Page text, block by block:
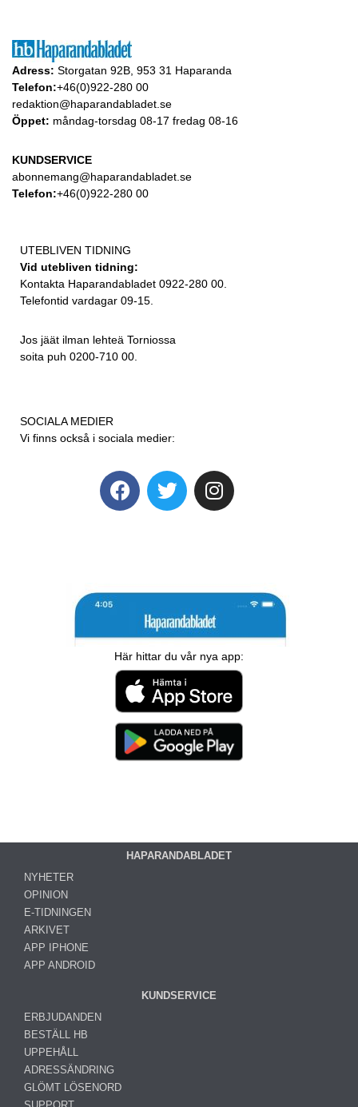
Adress: Storgatan 92B, 953 31 Haparanda
Telefon:+46(0)922-280 00
redaktion@haparandabladet.se
Öppet: måndag-torsdag 08-17 fredag 08-16
KUNDSERVICE
abonnemang@haparandabladet.se
Telefon:+46(0)922-280 00
UTEBLIVEN TIDNING
Vid utebliven tidning:
Kontakta Haparandabladet 0922-280 00.
Telefontid vardagar 09-15.
Jos jäät ilman lehteä Torniossa
soita puh 0200-710 00.
SOCIALA MEDIER
Vi finns också i sociala medier:
Här hittar du vår nya app:
HAPARANDABLADET
NYHETER
OPINION
E-TIDNINGEN
ARKIVET
APP IPHONE
APP ANDROID
KUNDSERVICE
ERBJUDANDEN
BESTÄLL HB
UPPEHÅLL
ADRESSÄNDRING
GLÖMT LÖSENORD
SUPPORT